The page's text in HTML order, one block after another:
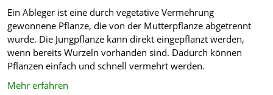
Ein Ableger ist eine durch vegetative Vermehrung
gewonnene Pflanze, die von der Mutterpflanze abgetrennt
wurde. Die Jungpflanze kann direkt eingepflanzt werden,
wenn bereits Wurzeln vorhanden sind. Dadurch können
Pflanzen einfach und schnell vermehrt werden.
Mehr erfahren